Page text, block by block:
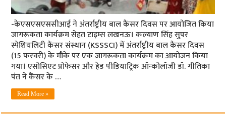
-केएसएसएससीआई ने अंतर्राष्ट्रीय बाल कैंसर दिवस पर आयोजित किया
जागरूकता कार्यक्रम सेहत टाइम्स लखनऊ। कल्याण सिंह सुपर
स्पेशियलिटी कैंसर संस्थान (KSSSCI) में अंतर्राष्ट्रीय बाल कैंसर दिवस
(15 फरवरी) के मौके पर एक जागरूकता कार्यक्रम का आयोजन किया
गया। एसोसिएट प्रोफेसर और हेड पीडियाट्रिक ऑन्कोलॉजी डॉ. गीतिका
पंत ने कैंसर के …
Read More »